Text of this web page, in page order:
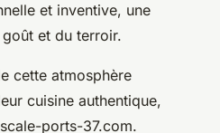
et inventive, une
et du terroir.
cette atmosphère
cuisine authentique,
ports-37.com.